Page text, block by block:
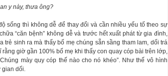
y này, thưa ông?
sống thì không dễ để thay đổi và cần nhiều yếu tố theo sự
“căn bệnh” không dễ và trước hết xuất phát từ gia đình,
trẻ sinh ra mà thấy bố mẹ chúng sẵn sầng tham lam, dối trá
giờ gần 100% bố mẹ khi thấy con quay cóp bài trên lớp,
mày quy cóp thế nào cho nó khéo”. Như thế vô hình
gian dối.